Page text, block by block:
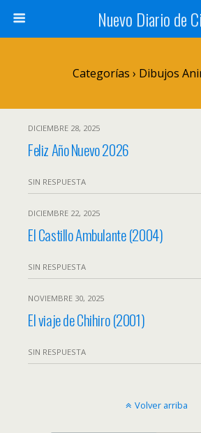
Nuevo Diario de
Categorías › Dibujos
DICIEMBRE 28, 2025
Feliz Año Nuevo 2026
SIN RESPUESTA
DICIEMBRE 22, 2025
El Castillo Ambulante (2004)
SIN RESPUESTA
NOVIEMBRE 30, 2025
El viaje de Chihiro (2001)
SIN RESPUESTA
Volver arriba